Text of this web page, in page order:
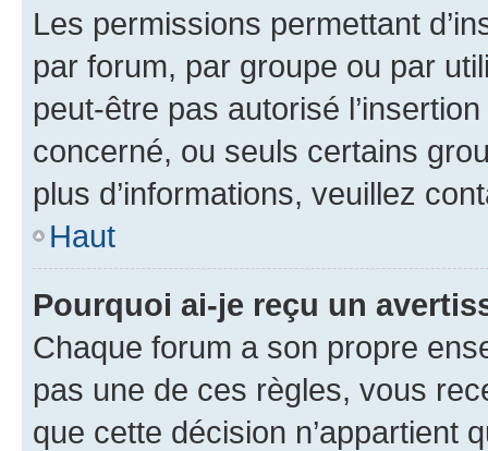
Les permissions permettant
par forum, par groupe ou par
peut-être pas autorisé
concerné, ou seuls certains
plus d’informations, veuillez
Haut
Pourquoi ai-je reçu un
Chaque forum a son propre
pas une de ces règles, vous
que cette décision n’appartient